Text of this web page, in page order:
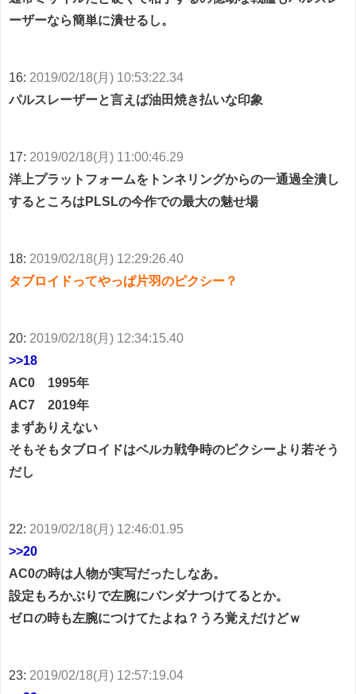
ーザーなら簡単に潰せるし。
16: 2019/02/18(月) 10:53:22.34
パルスレーザーと言えば油田焼き払いな印象
17: 2019/02/18(月) 11:00:46.29
洋上プラットフォームをトンネリングからの一通過全潰し
するところはPLSLの今作での最大の魅せ場
18: 2019/02/18(月) 12:29:26.40
タブロイドってやっぱ片羽のピクシー？
20: 2019/02/18(月) 12:34:15.40
>>18
AC0 1995年
AC7 2019年
まずありえない
そもそもタブロイドはベルカ戦争時のピクシーより若そう
だし
22: 2019/02/18(月) 12:46:01.95
>>20
AC0の時は人物が実写だったしなあ。
設定もろかぶりで左腕にバンダナつけてるとか。
ゼロの時も左腕につけてたよね？うろ覚えだけどｗ
23: 2019/02/18(月) 12:57:19.04